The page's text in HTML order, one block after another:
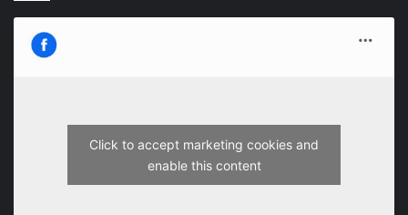
Click to accept marketing cookies and
enable this content